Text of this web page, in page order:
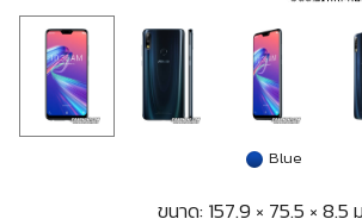
Blue
ขนาด: 157.9 × 75.5 × 8.5